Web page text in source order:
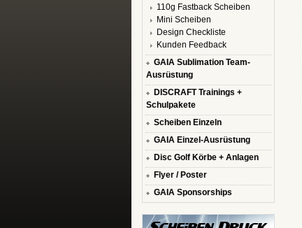
110g Fastback Scheiben
Mini Scheiben
Design Checkliste
Kunden Feedback
GAIA Sublimation Team-
Ausrüstung
DISCRAFT Trainings +
Schulpakete
Scheiben Einzeln
GAIA Einzel-Ausrüstung
Disc Golf Körbe + Anlagen
Flyer / Poster
GAIA Sponsorships